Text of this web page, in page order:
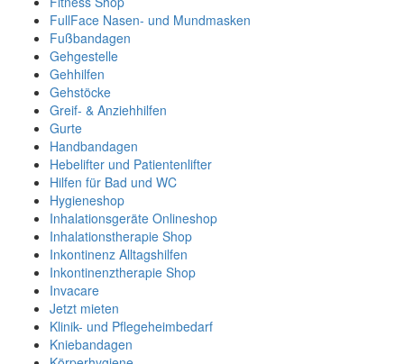
FullFace Nasen- und Mundmasken
Fußbandagen
Gehgestelle
Gehhilfen
Gehstöcke
Greif- & Anziehhilfen
Gurte
Handbandagen
Hebelifter und Patientenlifter
Hilfen für Bad und WC
Hygieneshop
Inhalationsgeräte Onlineshop
Inhalationstherapie Shop
Inkontinenz Alltagshilfen
Inkontinenztherapie Shop
Invacare
Jetzt mieten
Klinik- und Pflegeheimbedarf
Kniebandagen